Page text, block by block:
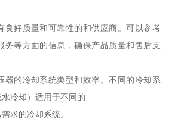
良好质量和可靠性的和供应商。可以参考
务等方面的信息，确保产品质量和售后支
器的冷却系统类型和效率。不同的冷却系
冷却）适用于不同的
求的冷却系统。